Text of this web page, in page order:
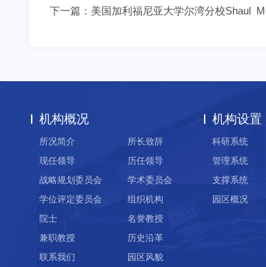
下一篇： 美国加利福尼亚大学尔湾分校Shaul
机构概况
所况简介
所长致辞
现任领导
历任领导
战略规划委员会
学术委员会
学位评定委员会
组织机构
院士
名誉教授
兼职教授
历史沿革
联系我们
园区风貌
机构设置
科研系统
管理系统
支撑系统
园区概况